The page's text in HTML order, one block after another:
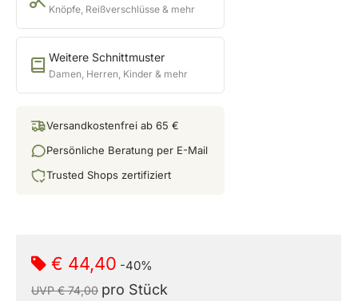
Knöpfe, Reißverschlüsse & mehr
Weitere Schnittmuster
Damen, Herren, Kinder & mehr
Versandkostenfrei ab 65 €
Persönliche Beratung per E-Mail
Trusted Shops zertifiziert
€ 44,40 -40%
UVP € 74,00 pro Stück